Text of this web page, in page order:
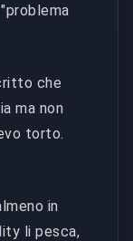
che
ma non
torto.
in
li pesca,